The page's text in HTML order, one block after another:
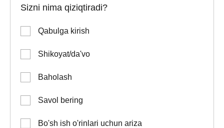
Sizni nima qiziqtiradi?
Qabulga kirish
Shikoyat/da'vo
Baholash
Savol bering
Bo'sh ish o'rinlari uchun ariza